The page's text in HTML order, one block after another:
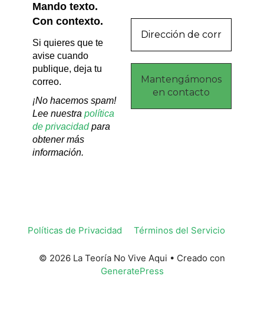
Mando texto.
Con contexto.
Si quieres que te
avise cuando
publique, deja tu
correo.
¡No hacemos spam!
Lee nuestra política
de privacidadpara
obtener más
información.
Políticas de Privacidad Términos del Servicio
© 2026 La Teoría No Vive Aqui • Creado con
GeneratePress